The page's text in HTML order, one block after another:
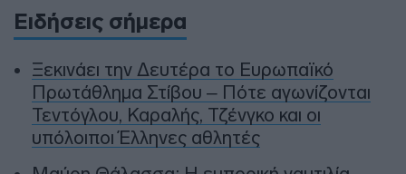
Ειδήσεις σήμερα
Ξεκινάει την Δευτέρα το Ευρωπαϊκό
Πρωτάθλημα Στίβου – Πότε αγωνίζονται
Τεντόγλου, Καραλής, Τζένγκο και οι
υπόλοιποι Έλληνες αθλητές